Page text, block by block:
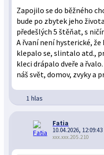
Zapojilo se do běžného
bude po zbytek jeho
předešlých 5 štěňat, s
A řvaní není hysterické,
klepalo se, slintalo atd.,
kleci drápalo dveře a
náš svět, domov, zvyky a
1 hlas
Fatia
10.04.2026, 12:09:43
xxx.xxx.205.210